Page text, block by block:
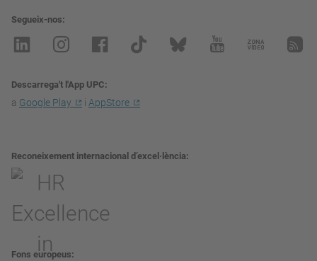
Segueix-nos
Descarrega't l'App UPC
a Google Play i AppStore
Reconeixement internacional d’excel·lència
Fons europeus